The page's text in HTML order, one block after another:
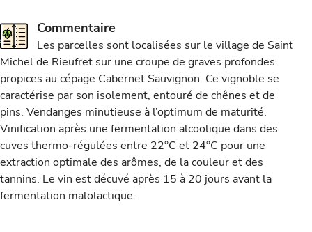
Commentaire
Les parcelles sont localisées sur le village de Saint
Michel de Rieufret sur une croupe de graves profondes
propices au cépage Cabernet Sauvignon. Ce vignoble se
caractérise par son isolement, entouré de chênes et de
pins. Vendanges minutieuse à l’optimum de maturité.
Vinification après une fermentation alcoolique dans des
cuves thermo-régulées entre 22°C et 24°C pour une
extraction optimale des arômes, de la couleur et des
tannins. Le vin est décuvé après 15 à 20 jours avant la
fermentation malolactique.